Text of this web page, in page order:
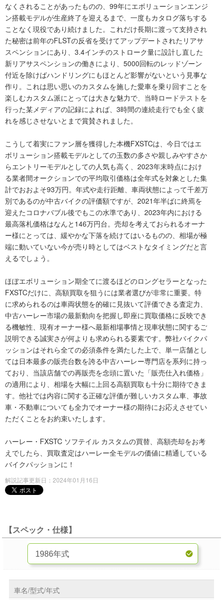
なくされることがあったものの、99年にエボリューションエンジ
ン搭載モデルが生産終了を迎えるまで、一度もカタログ落ちする
ことなく現役であり続けました。これだけ長期に渡って支持され
た秘密は前年のFLSTの反省を受けてアップデートされたリアサ
スペンションにあり、3.4インチのストローク量に設計し直した
新リアサスペンションの働きにより、5000回転のレッドゾーン
付近を除けばハンドリングにもほとんど影響がないという見事な
作り。これは思い思いのカスタムを施した愛車を乗り回すことを
楽しむカスタム派にとっては大きな魅力で、当時ロードテストを
行った某メディアの記録によれば、3時間の連続走行でも全く疲
れを感じさせないとまで賞賛されました。
こうして着実にファン層を獲得した本機FXSTCは、今日ではエ
ボリューション搭載モデルとしての玉数の多さや親しみやすさか
らエントリーモデルとしての人気も高く、2023年末時点におけ
る業者間オークションでの平均取引価格は全年式を対象とした集
計でおおよそ93万円。年式や走行距離、車両状態によって千差万
別であるのが中古バイクの評価額ですが、2021年半ばに終焉を
迎えたコロナバブル後でもこの水準であり、2023年内における
最高落札価格はなんと146万円台。売却を考えておられるオーナ
ー様にとっては、緩やかな下落を続けてはいるものの、相場が極
端に動いていない今が売り時としてはベストなタイミングだと言
えるでしょう。
ほぼエボリューション期全てに渡るほどのロングセラーとなった
FXSTCだけに、高額買取を狙うには業者選びが非常に重要。特
に求められるのは車両状態を的確に見抜いて評価できる査定力、
中古ハーレー市場の最新動向を把握し即座に買取価格に反映でき
る機敏性、現有オーナー様へ最新相場事情と現車状態に関するご
説明できる誠実さが何よりも求められる要素です。弊社バイクパ
ッションはそれら全ての必須条件を満たした上で、単一店舗とし
ては日本最多の販売台数を誇る中古ハーレー専門店を系列に持っ
ており、当該店舗での再販売を念頭に置いた「販売仕入れ価格」
の適用により、相場を大幅に上回る高額買取も十分に期待できま
す。他社では内容に関する正確な評価が難しいカスタム車、事故
車・不動車についても全力でオーナー様の期待にお応えさせてい
ただくことをお約束いたします。
ハーレー・FXSTC ソフテイル カスタムの買替、高額売却をお考
えでしたら、買取査定はハーレー全モデルの価値に精通している
バイクパッションに！
解説記事更新日：2024年01月16日
【スペック・仕様】
車名/型式/年式